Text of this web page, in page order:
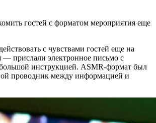
гостей с форматом мероприятия еще
с чувствами гостей еще на
— прислали электронное письмо с
инструкцией. АSMR-формат был
проводник между информацией и